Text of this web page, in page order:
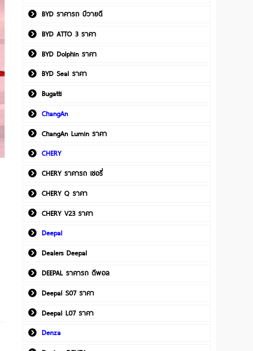
BYD ราคารถ บีวายดี
BYD ATTO 3 ราคา
BYD Dolphin ราคา
BYD Seal ราคา
Bugatti
ChangAn
ChangAn Lumin ราคา
CHERY
CHERY ราคารถ เชอรี่
CHERY Q ราคา
CHERY V23 ราคา
Deepal
Dealers Deepal
DEEPAL ราคารถ ดีพอล
Deepal S07 ราคา
Deepal L07 ราคา
Denza